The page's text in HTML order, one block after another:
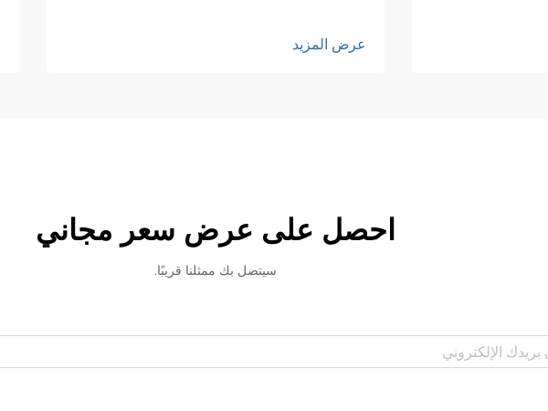
عرض المزيد
احصل على عرض سعر مجاني
سيتصل بك ممثلنا قريبًا.